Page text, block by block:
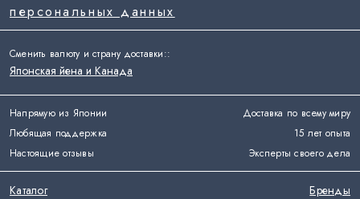
Напрямую из Японии
Доставка по всему миру
Любящая поддержка
15 лет опыта
Настоящие отзывы
Эксперты своего дела
персональных данных
Каталог
Бренды
Сменить валюту и страну доставки::
Японская йена и Канада